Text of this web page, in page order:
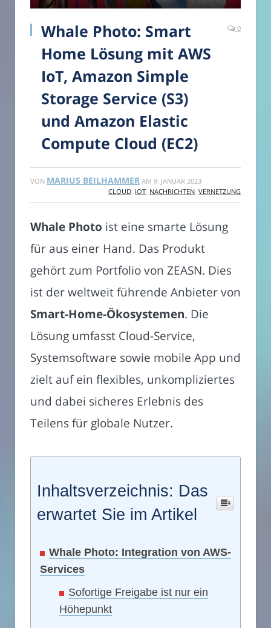
Whale Photo: Smart
Home Lösung mit AWS
IoT, Amazon Simple
Storage Service (S3)
und Amazon Elastic
Compute Cloud (EC2)
0
VON MARIUS BEILHAMMER AM 9. JANUAR 2023
CLOUD IOT NACHRICHTEN VERNETZUNG
Whale Photo ist eine smarte Lösung
für aus einer Hand. Das Produkt
gehört zum Portfolio von ZEASN. Dies
ist der weltweit führende Anbieter von
Smart-Home-Ökosystemen. Die
Lösung umfasst Cloud-Service,
Systemsoftware sowie mobile App und
zielt auf ein flexibles, unkompliziertes
und dabei sicheres Erlebnis des
Teilens für globale Nutzer.
Inhaltsverzeichnis: Das
erwartet Sie im Artikel
Whale Photo: Integration von AWS-
Services
Sofortige Freigabe ist nur ein
Höhepunkt